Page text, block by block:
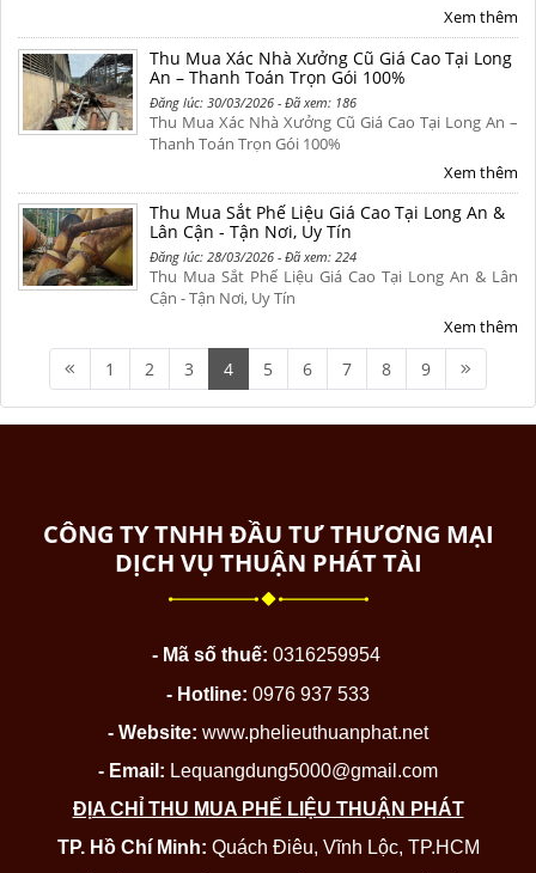
Xem thêm
Thu Mua Xác Nhà Xưởng Cũ Giá Cao Tại Long
An – Thanh Toán Trọn Gói 100%
Đăng lúc: 30/03/2026 - Đã xem: 186
Thu Mua Xác Nhà Xưởng Cũ Giá Cao Tại Long An –
Thanh Toán Trọn Gói 100%
Xem thêm
Thu Mua Sắt Phế Liệu Giá Cao Tại Long An &
Lân Cận - Tận Nơi, Uy Tín
Đăng lúc: 28/03/2026 - Đã xem: 224
Thu Mua Sắt Phế Liệu Giá Cao Tại Long An & Lân
Cận - Tận Nơi, Uy Tín
Xem thêm
1 2 3 4 5 6 7 8 9
CÔNG TY TNHH ĐẦU TƯ THƯƠNG MẠI
DỊCH VỤ THUẬN PHÁT TÀI
- Mã số thuế: 0316259954
- Hotline: 0976 937 533
- Website: www.phelieuthuanphat.net
- Email: Lequangdung5000@gmail.com
ĐỊA CHỈ THU MUA PHẾ LIỆU THUẬN PHÁT
TP. Hồ Chí Minh: Quách Điêu, Vĩnh Lộc, TP.HCM